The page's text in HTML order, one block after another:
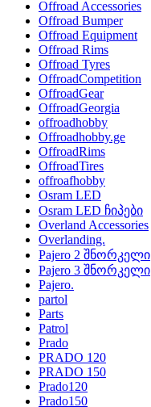
Offroad Accessories
Offroad Bumper
Offroad Equipment
Offroad Rims
Offroad Tyres
OffroadCompetition
OffroadGear
OffroadGeorgia
offroadhobby
Offroadhobby.ge
OffroadRims
OffroadTires
offroafhobby
Osram LED
Osram LED ჩიპები
Overland Accessories
Overlanding.
Pajero 2 შნორკელი
Pajero 3 შნორკელი
Pajero.
partol
Parts
Patrol
Prado
PRADO 120
PRADO 150
Prado120
Prado150